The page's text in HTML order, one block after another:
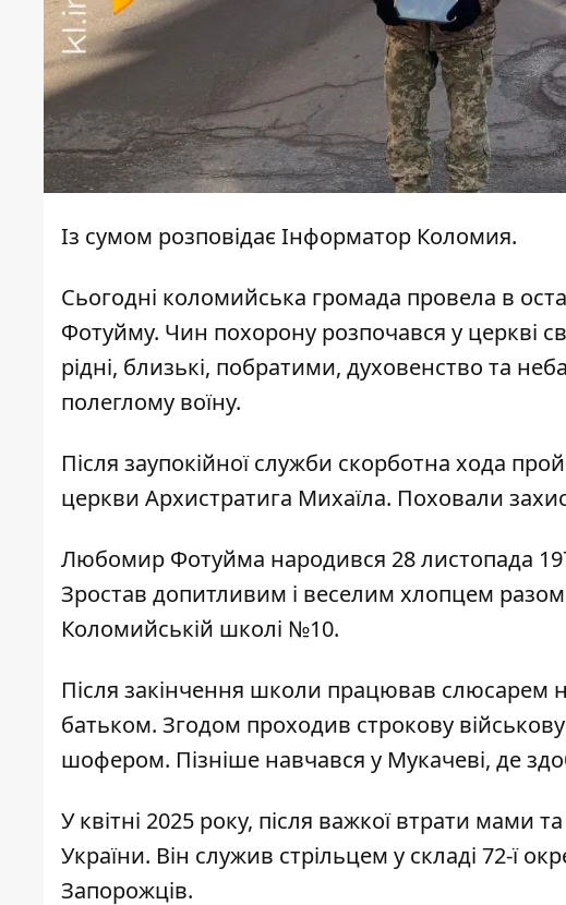
Із сумом розповідає Інформатор Коломия.
Сьогодні коломийська громада провела в
Фотуйму. Чин похорону розпочався у церкві
рідні, близькі, побратими, духовенство та
полеглому воїну.
Після заупокійної служби скорботна хода
церкви Архистратига Михаїла. Поховали
Любомир Фотуйма народився 28 листопада
Зростав допитливим і веселим хлопцем
Коломийській школі №10.
Після закінчення школи працював слюсарем
батьком. Згодом проходив строкову
шофером. Пізніше навчався у Мукачеві, де
У квітні 2025 року, після важкої втрати мами
України. Він служив стрільцем у складі 72-ї
Запорожців.